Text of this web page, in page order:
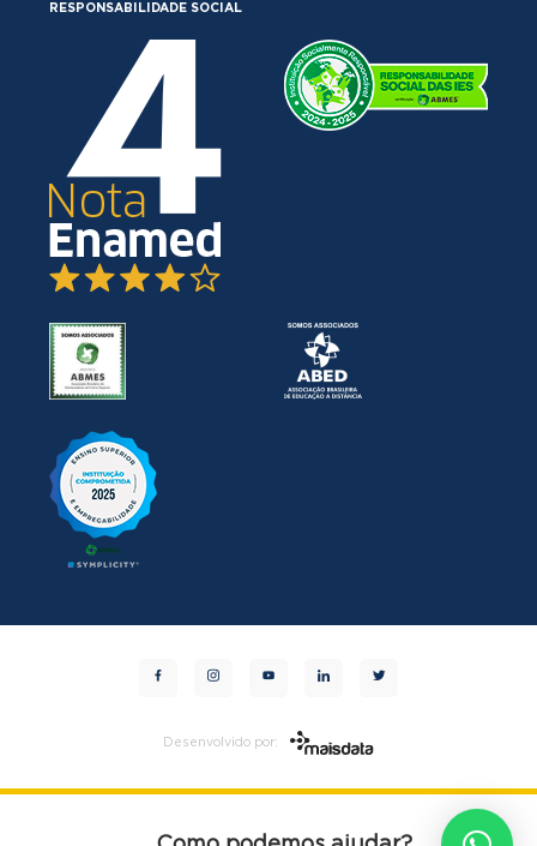
RESPONSABILIDADE SOCIAL
facebook instagramyoutube linkedin twitter